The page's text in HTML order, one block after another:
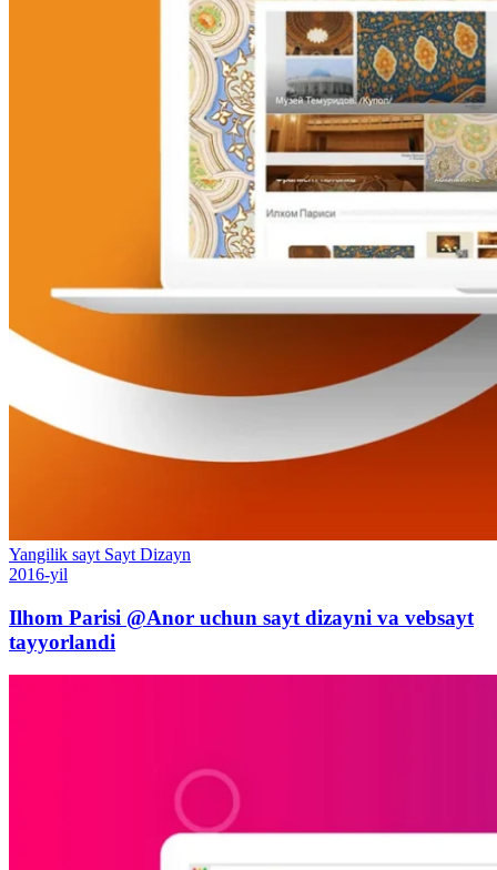
Yangilik sayt Sayt Dizayn
2016-yil
Ilhom Parisi @Anor uchun sayt dizayni va vebsayt
tayyorlandi